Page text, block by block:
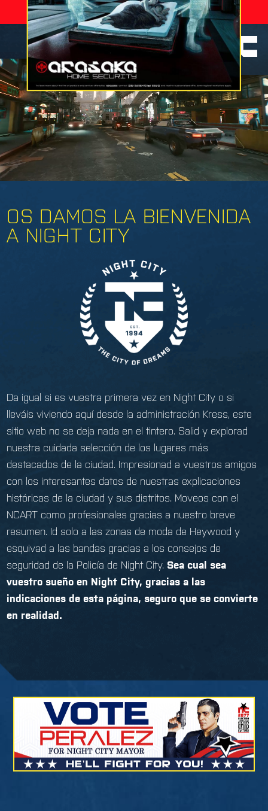
RECUENTO DE BAJAS
DE HOY:
0006 MUERTES
PÁGINA OFICIAL DE
NIGHT CITY – LA CIUDAD DE LOS SUEÑOS
OS DAMOS LA BIENVENIDA
A NIGHT CITY
Da igual si es vuestra primera vez en Night City o si
lleváis viviendo aquí desde la administración Kress, este
sitio web no se deja nada en el tintero. Salid y explorad
nuestra cuidada selección de los lugares más
destacados de la ciudad. Impresionad a vuestros amigos
con los interesantes datos de nuestras explicaciones
históricas de la ciudad y sus distritos. Moveos con el
NCART como profesionales gracias a nuestro breve
resumen. Id solo a las zonas de moda de Heywood y
esquivad a las bandas gracias a los consejos de
seguridad de la Policía de Night City. Sea cual sea
vuestro sueño en Night City, gracias a las
indicaciones de esta página, seguro que se convierte
en realidad.